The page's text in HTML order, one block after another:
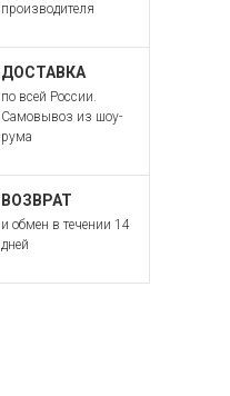
производителя
ДОСТАВКА
по всей России.
Самовывоз из шоу-
рума
ВОЗВРАТ
и обмен в течении 14
дней